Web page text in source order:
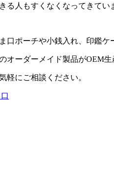
る人もすくなくなってきてい
口ポーチや小銭入れ、印鑑
オーダーメイド製品がOEM
軽にご相談ください。